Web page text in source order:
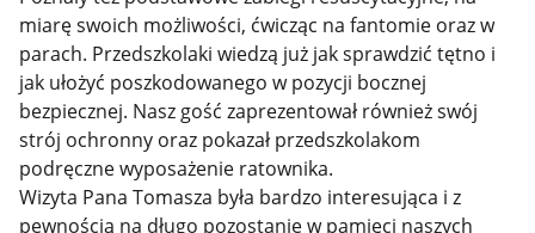
miarę swoich możliwości, ćwicząc na fantomie oraz w
parach. Przedszkolaki wiedzą już jak sprawdzić tętno i
jak ułożyć poszkodowanego w pozycji bocznej
bezpiecznej. Nasz gość zaprezentował również swój
strój ochronny oraz pokazał przedszkolakom
podręczne wyposażenie ratownika.
Wizyta Pana Tomasza była bardzo interesująca i z
pewnością na długo pozostanie w pamięci naszych